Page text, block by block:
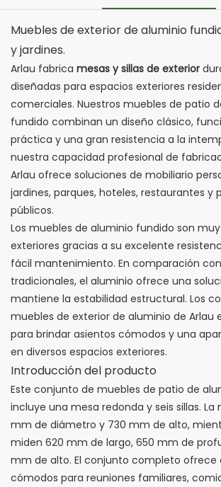
Muebles de exterior de aluminio
y jardines.
Arlau fabrica mesas y sillas de exterior
diseñadas para espacios exteriores
comerciales. Nuestros muebles de patio
fundido combinan un diseño clásico,
práctica y una gran resistencia a la
nuestra capacidad profesional de
Arlau ofrece soluciones de mobiliario
jardines, parques, hoteles, restaurantes y
públicos.
Los muebles de aluminio fundido son
exteriores gracias a su excelente
fácil mantenimiento. En comparación
tradicionales, el aluminio ofrece una
mantiene la estabilidad estructural. Los
muebles de exterior de aluminio de Arlau
para brindar asientos cómodos y una
en diversos espacios exteriores.
Introducción del producto
Este conjunto de muebles de patio de
incluye una mesa redonda y seis sillas. La
mm de diámetro y 730 mm de alto,
miden 620 mm de largo, 650 mm de
mm de alto. El conjunto completo ofrece
cómodos para reuniones familiares,